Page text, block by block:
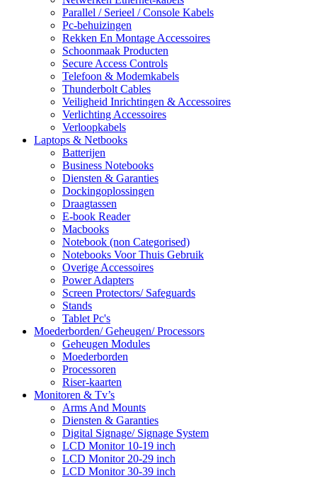
Parallel / Serieel / Console Kabels
Pc-behuizingen
Rekken En Montage Accessoires
Schoonmaak Producten
Secure Access Controls
Telefoon & Modemkabels
Thunderbolt Cables
Veiligheid Inrichtingen & Accessoires
Verlichting Accessoires
Verloopkabels
Laptops & Netbooks
Batterijen
Business Notebooks
Diensten & Garanties
Dockingoplossingen
Draagtassen
E-book Reader
Macbooks
Notebook (non Categorised)
Notebooks Voor Thuis Gebruik
Overige Accessoires
Power Adapters
Screen Protectors/ Safeguards
Stands
Tablet Pc's
Moederborden/ Geheugen/ Processors
Geheugen Modules
Moederborden
Processoren
Riser-kaarten
Monitoren & Tv’s
Arms And Mounts
Diensten & Garanties
Digital Signage/ Signage System
LCD Monitor 10-19 inch
LCD Monitor 20-29 inch
LCD Monitor 30-39 inch